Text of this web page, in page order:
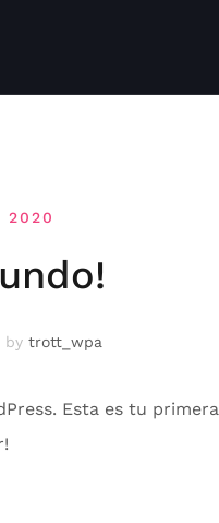
2020
by trott_wpa
Esta es tu